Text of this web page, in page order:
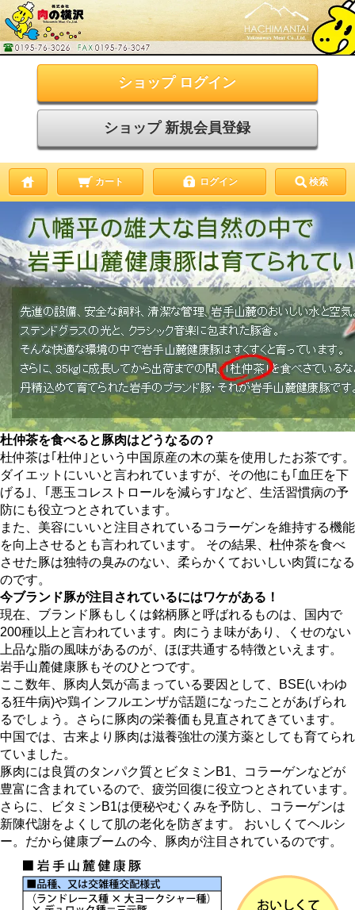
ショップ ログイン
ショップ 新規会員登録
カート ログイン 検索
杜仲茶を食べると豚肉はどうなるの？
杜仲茶は｢杜仲｣という中国原産の木の葉を使用したお茶です。
ダイエットにいいと言われていますが、その他にも｢血圧を下
げる｣、｢悪玉コレストロールを減らす｣など、生活習慣病の予
防にも役立つとされています。
また、美容にいいと注目されているコラーゲンを維持する機能
を向上させるとも言われています。 その結果、杜仲茶を食べ
させた豚は独特の臭みのない、柔らかくておいしい肉質になる
のです。
今ブランド豚が注目されているにはワケがある！
現在、ブランド豚もしくは銘柄豚と呼ばれるものは、国内で
200種以上と言われています。肉にうま味があり、くせのない
上品な脂の風味があるのが、ほぼ共通する特徴といえます。
岩手山麓健康豚もそのひとつです。
ここ数年、豚肉人気が高まっている要因として、BSE(いわゆ
る狂牛病)や鶏インフルエンザが話題になったことがあげられ
るでしょう。さらに豚肉の栄養価も見直されてきています。
中国では、古来より豚肉は滋養強壮の漢方薬としても育てられ
ていました。
豚肉には良質のタンパク質とビタミンB1、コラーゲンなどが
豊富に含まれているので、疲労回復に役立つとされています。
さらに、ビタミンB1は便秘やむくみを予防し、コラーゲンは
新陳代謝をよくして肌の老化を防ぎます。 おいしくてヘルシ
ー。だから健康ブームの今、豚肉が注目されているのです。